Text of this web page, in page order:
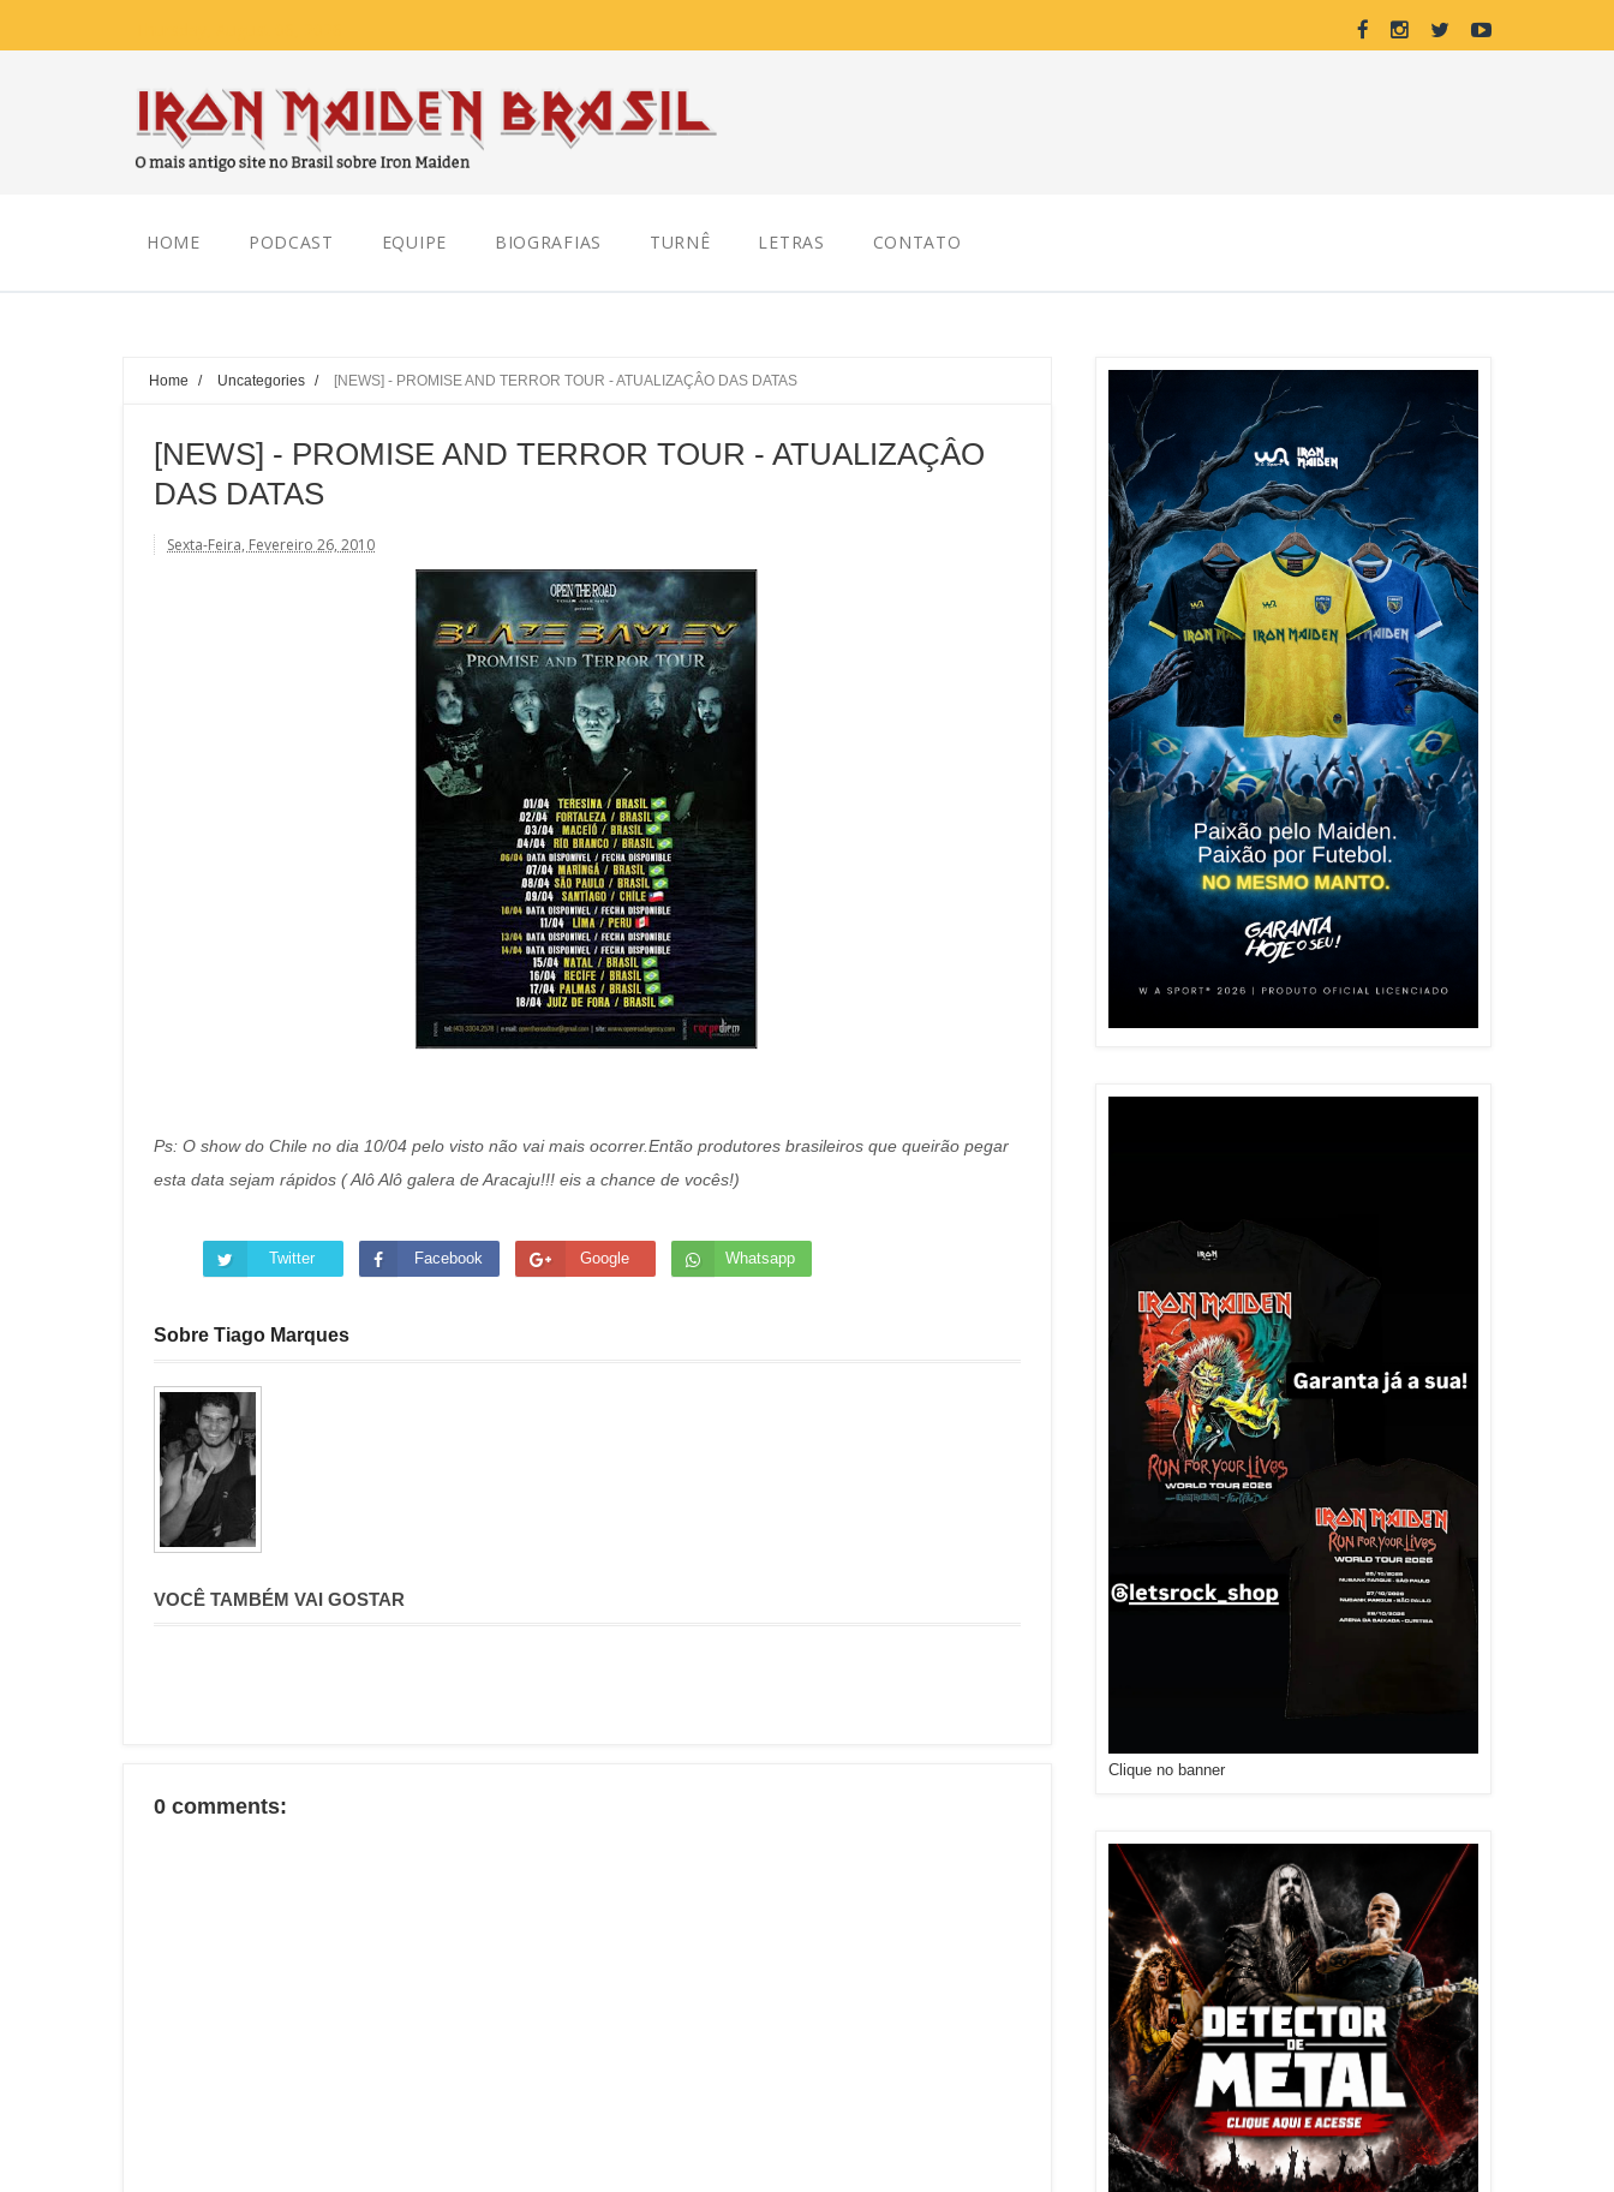
HOME PODCAST EQUIPE BIOGRAFIAS TURNÊ LETRAS CONTATO
Home / Uncategories / [NEWS] - PROMISE AND TERROR TOUR - ATUALIZAÇÂO DAS DATAS
[NEWS] - PROMISE AND TERROR TOUR - ATUALIZAÇÂO
DAS DATAS
Sexta-Feira, Fevereiro 26, 2010
Ps: O show do Chile no dia 10/04 pelo visto não vai mais ocorrer.Então produtores brasileiros que queirão pegar
esta data sejam rápidos ( Alô Alô galera de Aracaju!!! eis a chance de vocês!)
Twitter Facebook Google Whatsapp
Sobre Tiago Marques
VOCÊ TAMBÉM VAI GOSTAR
0 comments:
Clique no banner